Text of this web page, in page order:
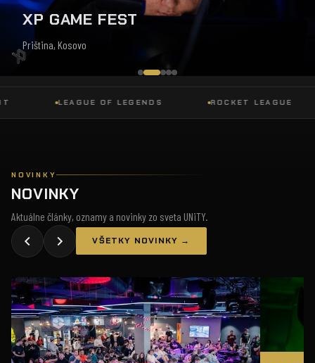
XP GAME FEST
Priština, Kosovo
LEAGUE OF LEGENDS ROCKET LEAGUE
NOVINKY
NOVINKY
Aktuálne články, oznamy a novinky zo sveta UNiTY.
VŠETKY NOVINKY →